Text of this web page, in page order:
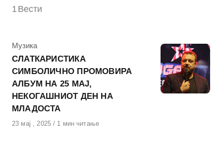
1 Вести
КАтегорија
Музика
СЛАТКАРИСТИКА
СИМБОЛИЧНО ПРОМОВИРА
АЛБУМ НА 25 МАЈ,
НЕКОГАШНИОТ ДЕН НА
МЛАДОСТА
Објавено
23 мај , 2025 1 мин читање